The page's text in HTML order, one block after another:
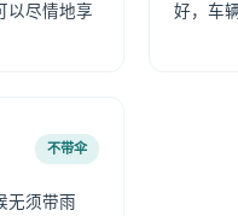
以尽情地享
好，车
不带伞
无须带雨